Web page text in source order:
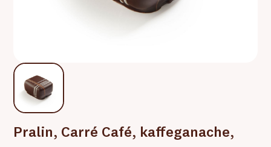
Pralin, Carré Café, kaffeganache,